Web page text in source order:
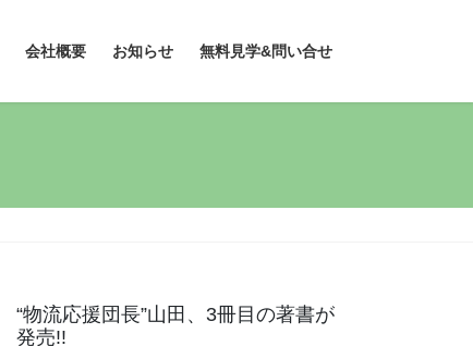
会社概要 お知らせ 無料見学&問い合せ
“物流応援団長”山田、3冊目の著書が
発売!!